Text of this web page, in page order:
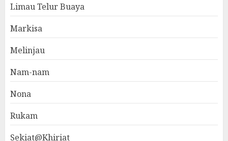
Limau Telur Buaya
Markisa
Melinjau
Nam-nam
Nona
Rukam
Sekiat@Khiriat